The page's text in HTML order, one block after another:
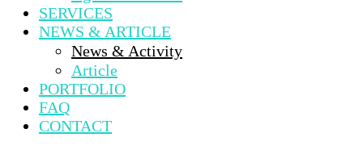
SERVICES
NEWS & ARTICLE
News & Activity
Article
PORTFOLIO
FAQ
CONTACT